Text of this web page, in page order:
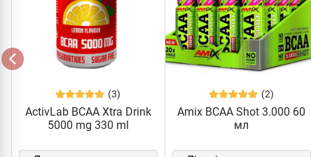
(3)
ActivLab BCAA Xtra Drink
5000 mg 330 ml
(2)
Amix BCAA Shot 3.000 60
мл